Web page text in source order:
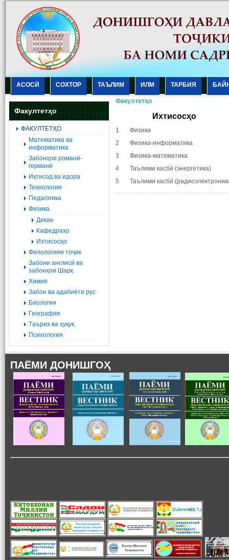
АСОСӢ СОХТОР ТАЪЛИМ ИЛМ ТАРБИЯ
Факултетҳо
ФАКУЛТЕТҲО
Mатематика ва
информатика
Забонҳои романӣ-
германӣ
Иқтисод ва идора
Технология
Педагогика
Физика
Декан
Кафедраҳо
Ихтисосҳо
Филологияи тоҷик
Забони англисӣ ва
забонҳои Шарқ
Химия
Забон ва адабиёти рус
Биология
География
Tаърих ва ҳуқуқ
Психология
Факултетҳо
Ихтисосҳо
1 Физика
2 Физика-информатика
3 Физика-математика
4 Таълими касбӣ (энергетика)
5 Таълими касбӣ
ПАЁМИ ДОНИШГОҲ